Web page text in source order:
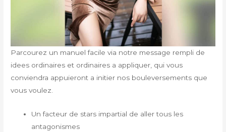
Parcourez un manuel facile via notre message rempli de
idees ordinaires et ordinaires a appliquer, qui vous
conviendra appuieront a initier nos bouleversements que
vous voulez.
Un facteur de stars impartial de aller tous les
antagonismes